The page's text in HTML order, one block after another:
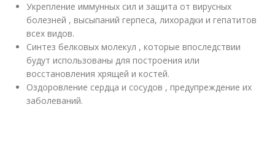
Укрепление иммунных сил и защита от вирусных
болезней , высыпаний герпеса, лихорадки и гепатитов
всех видов.
Синтез белковых молекул , которые впоследствии
будут использованы для построения или
восстановления хрящей и костей.
Оздоровление сердца и сосудов , предупреждение их
заболеваний.